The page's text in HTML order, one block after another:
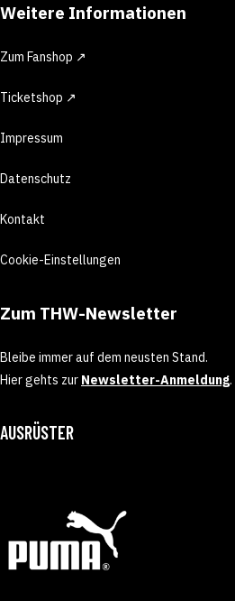
Weitere Informationen
Zum Fanshop ↗
Ticketshop ↗
Impressum
Datenschutz
Kontakt
Cookie-Einstellungen
Zum THW-Newsletter
Bleibe immer auf dem neusten Stand.
Hier gehts zur Newsletter-Anmeldung.
AUSRÜSTER